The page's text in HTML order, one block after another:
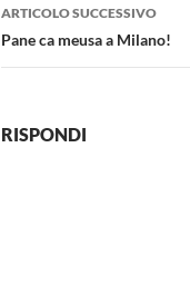
ARTICOLO SUCCESSIVO
Pane ca meusa a Milano!
RISPONDI